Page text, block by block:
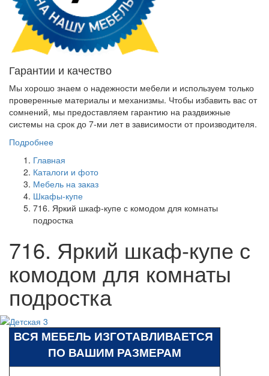
Гарантии и качество
Мы хорошо знаем о надежности мебели и используем только
проверенные материалы и механизмы. Чтобы избавить вас от
сомнений, мы предоставляем гарантию на раздвижные
системы на срок до 7-ми лет в зависимости от производителя.
Подробнее
Главная
Каталоги и фото
Мебель на заказ
Шкафы-купе
716. Яркий шкаф-купе с комодом для комнаты
подростка
716. Яркий шкаф-купе с
комодом для комнаты
подростка
ВСЯ МЕБЕЛЬ ИЗГОТАВЛИВАЕТСЯ
ПО ВАШИМ РАЗМЕРАМ